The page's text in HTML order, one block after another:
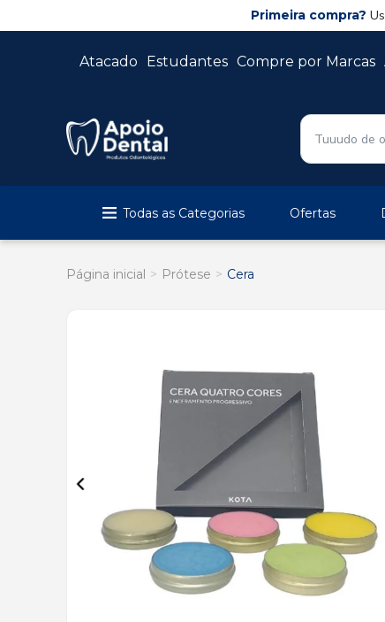
Primeira compra?
Atacado Estudantes Compre por Marcas
Todas as Categorias Ofertas
Página inicial Prótese Cera